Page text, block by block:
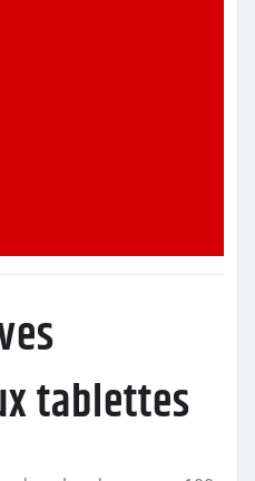
tablettes